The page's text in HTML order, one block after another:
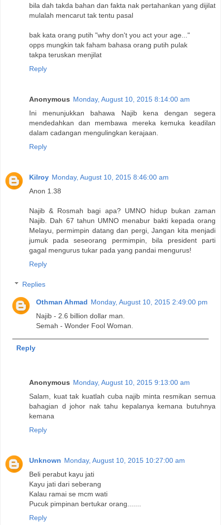
bila dah takda bahan dan fakta nak pertahankan yang dijilat
mulalah mencarut tak tentu pasal
bak kata orang putih "why don't you act your age..."
opps mungkin tak faham bahasa orang putih pulak
takpa teruskan menjilat
Reply
Anonymous Monday, August 10, 2015 8:14:00 am
Ini menunjukkan bahawa Najib kena dengan segera
mendedahkan dan membawa mereka kemuka keadilan
dalam cadangan mengulingkan kerajaan.
Reply
Kilroy Monday, August 10, 2015 8:46:00 am
Anon 1.38
Najib & Rosmah bagi apa? UMNO hidup bukan zaman
Najib. Dah 67 tahun UMNO menabur bakti kepada orang
Melayu, permimpin datang dan pergi, Jangan kita menjadi
jumuk pada seseorang permimpin, bila president parti
gagal mengurus tukar pada yang pandai mengurus!
Reply
Replies
Othman Ahmad Monday, August 10, 2015 2:49:00 pm
Najib - 2.6 billion dollar man.
Semah - Wonder Fool Woman.
Reply
Anonymous Monday, August 10, 2015 9:13:00 am
Salam, kuat tak kuatlah cuba najib minta resmikan semua
bahagian d johor nak tahu kepalanya kemana butuhnya
kemana
Reply
Unknown Monday, August 10, 2015 10:27:00 am
Beli perabut kayu jati
Kayu jati dari seberang
Kalau ramai se mcm wati
Pucuk pimpinan bertukar orang.......
Reply